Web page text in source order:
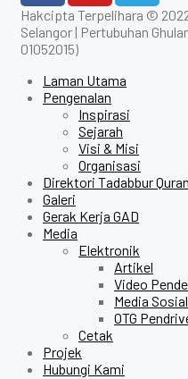
Hakcipta Terpelihara ©
Selangor | Pertubuhan
01052015)
Laman Utama
Pengenalan
Inspirasi
Sejarah
Visi & Misi
Organisasi
Direktori Tadabbur Quran
Galeri
Gerak Kerja GAD
Media
Elektronik
Artikel
Video
Media Sosial
OTG
Cetak
Projek
Hubungi Kami